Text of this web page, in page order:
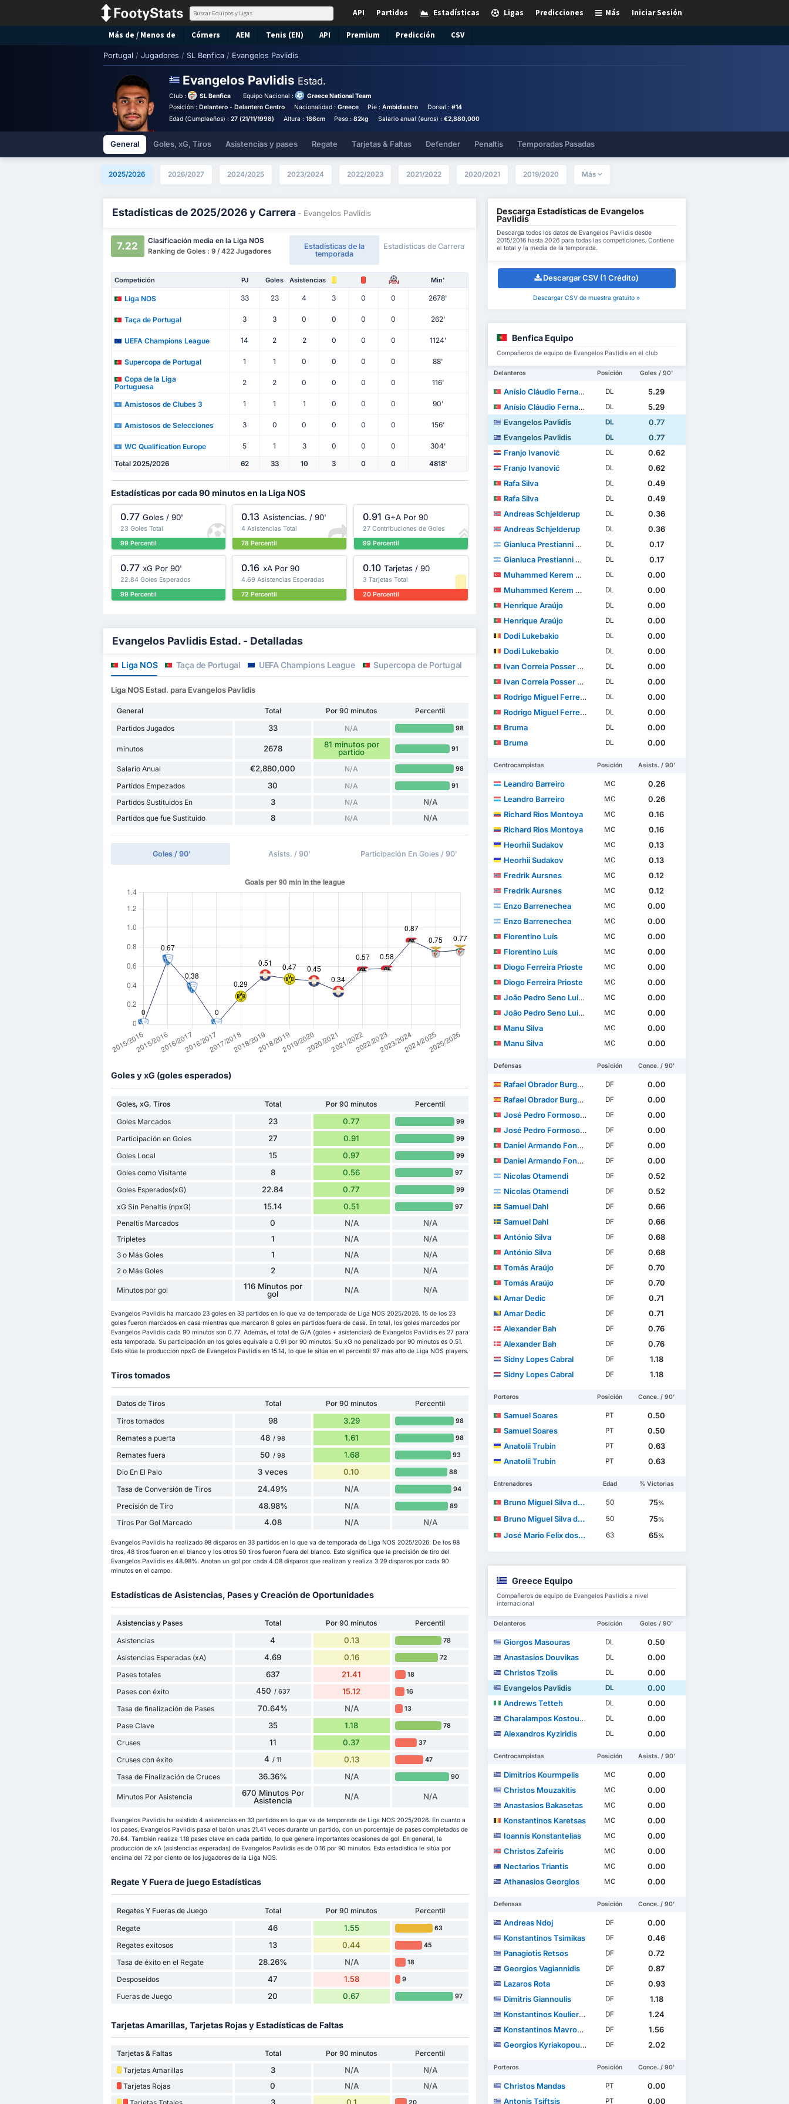
Iniciar Sesión
Más
Predicciones
Ligas
Estadísticas
Partidos
API
Más de / Menos de Córners AEM Tenis (EN) API Premium Predicción CSV
Portugal / Jugadores / SL Benfica / Evangelos Pavlidis
Evangelos Pavlidis Estad.
Club : SL Benfica Equipo Nacional :
Greece National Team
Posición :Delantero - Delantero Centro Nacionalidad : Greece Pie :Ambidiestro Dorsal : #14
Edad (Cumpleaños) :27 (21/11/1998) Altura : 186cm Peso :82kg Salario anual (euros) : €2,880,000
General Goles, xG, Tiros Asistencias y pases Regate Tarjetas & Faltas Defender Penaltis Temporadas Pasadas
2025/2026 2026/2027 2024/2025 2023/2024 2022/2023 2021/2022 2020/2021 2019/2020 Más
Estadísticas de 2025/2026 y Carrera - Evangelos Pavlidis
7.22
Clasificación media en la Liga NOS
Ranking de Goles : 9 / 422 Jugadores
Estadísticas de la
temporada
Estadísticas de Carrera
Competición PJ Goles Asistencias PEN Min'
Liga NOS 33 23 4 3 0 0 2678'
Taça de Portugal 3 3 0 0 0 0 262'
UEFA Champions League 14 2 2 0 0 0 1124'
Supercopa de Portugal 1 1 0 0 0 0
88'
Copa de la Liga
Portuguesa
2 2 0 0 0 0 116'
Amistosos de Clubes 3 1 1 1 0 0 0 90'
Amistosos de Selecciones 3 0 0 0 0 0 156'
WC Qualification Europe 5 1 3 0 0 0 304'
Total 2025/2026 62 33 10 3 0 0 4818'
Estadísticas por cada 90 minutos en la Liga NOS
0.77 Goles / 90'
23 Goles Total
99 Percentil
0.13 Asistencias. / 90'
4 Asistencias Total
78 Percentil
0.91 G+A Por 90
27 Contribuciones de Goles
99 Percentil
0.77 xG Por 90'
22.84 Goles Esperados
99 Percentil
0.16 xA Por 90
4.69 Asistencias Esperadas
72 Percentil
0.10 Tarjetas / 90
3 Tarjetas Total
20 Percentil
Evangelos Pavlidis Estad. - Detalladas
Liga NOS Taça de Portugal UEFA Champions League Supercopa de Portugal Copa de la Liga Portuguesa Amistosos de Clubes 3
Liga NOS Estad. para Evangelos Pavlidis
General Total Por 90 minutos
Percentil
Partidos Jugados
33 N/A 98
minutos 2678
81 minutos por
partido
91
Salario Anual €2,880,000 N/A 98
Partidos Empezados 30 N/A 91
Partidos Sustituidos En 3 N/A N/A
Partidos que fue Sustituido 8 N/A N/A
Goles / 90' Asists. / 90' Participación En Goles / 90'
Goles y xG (goles esperados)
Goles, xG, Tiros Total Por 90 minutos
Percentil
Goles Marcados
23 0.77 99
Participación en Goles 27 0.91 99
Goles Local 15 0.97 99
Goles como Visitante 8 0.56 97
Goles Esperados(xG) 22.84 0.77 99
xG Sin Penaltis (npxG) 15.14 0.51 97
Penaltis Marcados 0 N/A N/A
Tripletes 1 N/A N/A
3 o Más Goles 1 N/A N/A
2 o Más Goles 2 N/A N/A
Minutos por gol
116 Minutos por
gol
N/A N/A
Evangelos Pavlidis ha marcado 23 goles en 33 partidos en lo que va de temporada de Liga NOS 2025/2026. 15 de los 23
goles fueron marcados en casa mientras que marcaron 8 goles en partidos fuera de casa. En total, los goles marcados por
Evangelos Pavlidis cada 90 minutos son 0.77. Además, el total de G/A (goles + asistencias) de Evangelos Pavlidis es 27 para
esta temporada. Su participación en los goles equivale a 0.91 por 90 minutos. Su xG no penalizado por 90 minutos es 0.51.
Esto sitúa la producción npxG de Evangelos Pavlidis en 15.14, lo que le sitúa en el percentil 97 más alto de Liga NOS players.
Tiros tomados
Datos de Tiros Total Por 90 minutos
Percentil
Tiros tomados
98 3.29 98
Remates a puerta 48 / 98 1.61 98
Remates fuera 50 / 98 1.68 93
Dio En El Palo 3 veces 0.10 88
Tasa de Conversión de Tiros 24.49% N/A 94
Precisión de Tiro 48.98% N/A 89
Tiros Por Gol Marcado 4.08 N/A N/A
Evangelos Pavlidis ha realizado 98 disparos en 33 partidos en lo que va de temporada de Liga NOS 2025/2026. De los 98
tiros, 48 tiros fueron en el blanco y los otros 50 tiros fueron fuera del blanco. Esto significa que la precisión de tiro del
Evangelos Pavlidis es 48.98%. Anotan un gol por cada 4.08 disparos que realizan y realiza 3.29 disparos por cada 90
minutos en el campo.
Estadísticas de Asistencias, Pases y Creación de Oportunidades
Asistencias y Pases Total Por 90 minutos
Percentil
Asistencias
4 0.13 78
Asistencias Esperadas (xA) 4.69 0.16 72
Pases totales 637 21.41 18
Pases con éxito 450 / 637 15.12 16
Tasa de finalización de Pases 70.64% N/A 13
Pase Clave 35 1.18 78
Cruses 11 0.37 37
Cruses con éxito 4 / 11 0.13 47
Tasa de Finalización de Cruces 36.36% N/A 90
Minutos Por Asistencia
670 Minutos Por
Asistencia
N/A N/A
Evangelos Pavlidis ha asistido 4 asistencias en 33 partidos en lo que va de temporada de Liga NOS 2025/2026. En cuanto a
los pases, Evangelos Pavlidis pasa el balón unas 21.41 veces durante un partido, con un porcentaje de pases completados de
70.64. También realiza 1.18 pases clave en cada partido, lo que genera importantes ocasiones de gol. En general, la
producción de xA (asistencias esperadas) de Evangelos Pavlidis es de 0.16 por 90 minutos. Esta estadística le sitúa por
encima del 72 por ciento de los jugadores de la Liga NOS.
Regate Y Fuera de juego Estadísticas
Regates Y Fueras de Juego Total Por 90 minutos
Percentil
Regate
46 1.55 63
Regates exitosos 13 0.44 45
Tasa de éxito en el Regate 28.26% N/A 18
Desposeídos 47 1.58 9
Fueras de Juego 20 0.67 97
Tarjetas Amarillas, Tarjetas Rojas y Estadísticas de Faltas
Tarjetas & Faltas Total Por 90 minutos
Percentil
Tarjetas Amarillas
3 N/A N/A
Tarjetas Rojas 0 N/A N/A
Descarga Estadísticas de Evangelos
Pavlidis
Descarga todos los datos de Evangelos Pavlidis desde
2015/2016 hasta 2026 para todas las competiciones. Contiene
el total y la media de la temporada.
Descargar CSV (1 Crédito)
Descargar CSV de muestra gratuito »
Benfica Equipo
Compañeros de equipo de Evangelos Pavlidis en el club
Delanteros Posición Goles / 90'
Anísio Cláudio Fernandes Reis Cabral DL
5.29
Anísio Cláudio Fernandes Reis Cabral
DL
5.29
Evangelos Pavlidis
DL
0.77
Evangelos Pavlidis
DL
0.77
Franjo Ivanović
DL
0.62
Franjo Ivanović
DL
0.62
Rafa Silva
DL
0.49
Rafa Silva
DL
0.49
Andreas Schjelderup
DL
0.36
Andreas Schjelderup
DL
0.36
Gianluca Prestianni Gross
DL
0.17
Gianluca Prestianni Gross
DL
0.17
Muhammed Kerem Aktürkoğlu
DL
0.00
Muhammed Kerem Aktürkoğlu
DL
0.00
Henrique Araújo
DL
0.00
Henrique Araújo
DL
0.00
Dodi Lukebakio
DL
0.00
Dodi Lukebakio
DL
0.00
Ivan Correia Posser Lima
DL
0.00
Ivan Correia Posser Lima
DL
0.00
Rodrigo Miguel Ferreira Rêgo
DL
0.00
Rodrigo Miguel Ferreira Rêgo
DL
0.00
Bruma
DL
0.00
Bruma
DL 0.00
Centrocampistas Posición Asists. / 90'
Leandro Barreiro MC
0.26
Leandro Barreiro
MC
0.26
Richard Rios Montoya
MC
0.16
Richard Rios Montoya
MC
0.16
Heorhii Sudakov
MC
0.13
Heorhii Sudakov
MC
0.13
Fredrik Aursnes
MC
0.12
Fredrik Aursnes
MC
0.12
Enzo Barrenechea
MC
0.00
Enzo Barrenechea
MC
0.00
Florentino Luís
MC
0.00
Florentino Luís
MC
0.00
Diogo Ferreira Prioste
MC
0.00
Diogo Ferreira Prioste
MC
0.00
João Pedro Seno Luis Rêgo
MC
0.00
João Pedro Seno Luis Rêgo
MC
0.00
Manu Silva
MC
0.00
Manu Silva
MC 0.00
Defensas Posición Conce. / 90'
Rafael Obrador Burguera DF
0.00
Rafael Obrador Burguera
DF
0.00
José Pedro Formoso Neto
DF
0.00
José Pedro Formoso Neto
DF
0.00
Daniel Armando Fonseca da Silva Banjaqui
DF
0.00
Daniel Armando Fonseca da Silva Banjaqui
DF
0.00
Nicolas Otamendi
DF
0.52
Nicolas Otamendi
DF
0.52
Samuel Dahl
DF
0.66
Samuel Dahl
DF
0.66
António Silva
DF
0.68
António Silva
DF
0.68
Tomás Araújo
DF
0.70
Tomás Araújo
DF
0.70
Amar Dedic
DF
0.71
Amar Dedic
DF
0.71
Alexander Bah
DF
0.76
Alexander Bah
DF
0.76
Sidny Lopes Cabral
DF
1.18
Sidny Lopes Cabral
DF 1.18
Porteros Posición Conce. / 90'
Samuel Soares PT
0.50
Samuel Soares
PT
0.50
Anatolii Trubin
PT
0.63
Anatolii Trubin
PT 0.63
Entrenadores Edad % Victorias
Bruno Miguel Silva do Nascimento 50 75%
Bruno Miguel Silva do Nascimento 50 75%
José Mario Felix dos Santos Mourinho 63 65%
Greece Equipo
Compañeros de equipo de Evangelos Pavlidis a nivel
internacional
Delanteros Posición Goles / 90'
Giorgos Masouras DL
0.50
Anastasios Douvikas
DL
0.00
Christos Tzolis
DL
0.00
Evangelos Pavlidis
DL
0.00
Andrews Tetteh
DL
0.00
Charalampos Kostoulas
DL
0.00
Alexandros Kyziridis
DL 0.00
Centrocampistas Posición Asists. / 90'
Dimitrios Kourmpelis MC
0.00
Christos Mouzakitis
MC
0.00
Anastasios Bakasetas
MC
0.00
Konstantinos Karetsas
MC
0.00
Ioannis Konstantelias
MC
0.00
Christos Zafeiris
MC
0.00
Nectarios Triantis
MC
0.00
Athanasios Georgios
MC 0.00
Defensas Posición Conce. / 90'
Andreas Ndoj DF
0.00
Konstantinos Tsimikas
DF
0.46
Panagiotis Retsos
DF
0.72
Georgios Vagiannidis
DF
0.87
Lazaros Rota
DF
0.93
Dimitris Giannoulis
DF
1.18
Konstantinos Koulierakis
DF
1.24
Konstantinos Mavropanos
DF
1.56
Georgios Kyriakopoulos
DF 2.02
Porteros Posición Conce. / 90'
Christos Mandas PT
0.00
Antonis Tsiftsis
PT 0.00